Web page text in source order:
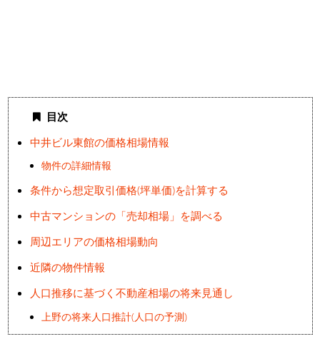
目次
中井ビル東館の価格相場情報
物件の詳細情報
条件から想定取引価格(坪単価)を計算する
中古マンションの「売却相場」を調べる
周辺エリアの価格相場動向
近隣の物件情報
人口推移に基づく不動産相場の将来見通し
上野の将来人口推計(人口の予測)